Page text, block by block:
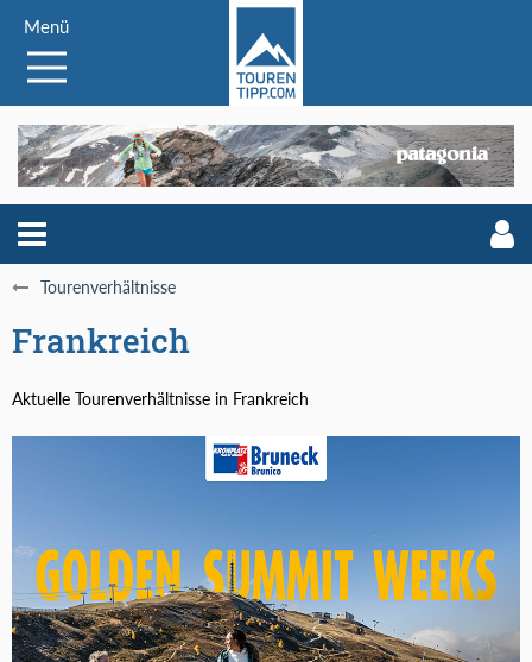
Menü
Tourenverhältnisse
Frankreich
Aktuelle Tourenverhältnisse in Frankreich